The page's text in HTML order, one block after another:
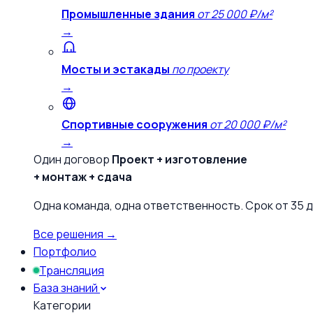
Промышленные здания от 25 000 ₽/м²
→
Мосты и эстакады по проекту
→
Спортивные сооружения от 20 000 ₽/м²
→
Один договор Проект + изготовление
+ монтаж + сдача
Одна команда, одна ответственность. Срок от 35
Все решения →
Портфолио
Трансляция
База знаний
Категории